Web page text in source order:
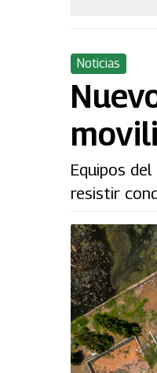
Noticias
Equipos
resistir